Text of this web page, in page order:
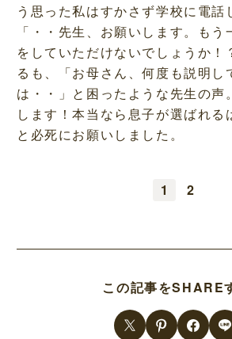
う思った私はすかさず学校に電話
「・・先生、お願いします。も
をしていただけないでしょうか！
るも、「お母さん、何度も説明し
は・・」と困ったような先生の声
します！本当なら息子が選ばれる
と必死にお願いしました。
1 2
この記事をSHARE